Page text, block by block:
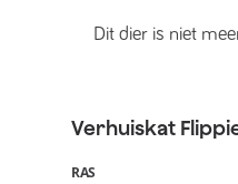
Dit dier is niet
Verhuiskat
RAS